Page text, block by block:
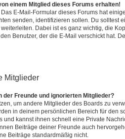
einem Mitglied dieses Forums erhalten!
E-Mail-Formular dieses Forums hat
senden, identifizieren sollen. Du solltest
Dabei ist es ganz wichtig, die
Benutzer, der die E-Mail verschickt hat.
Mitglieder
der Freunde und ignorierten Mitglieder?
um andere Mitglieder des Boards zu
in deinem persönlichen Bereich für den
und kannst ihnen schnell eine Private
Beiträge deiner Freunde auch
Beiträge standardmäßig nicht.